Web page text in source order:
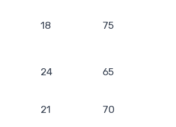
18 75
24 65
21 70